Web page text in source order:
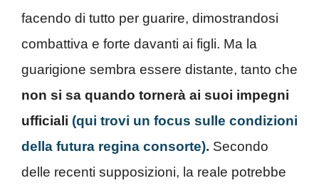
facendo di tutto per guarire, dimostrandosi
combattiva e forte davanti ai figli. Ma la
guarigione sembra essere distante, tanto che
non si sa quando tornerà ai suoi impegni
ufficiali (qui trovi un focus sulle condizioni
della futura regina consorte). Secondo
delle recenti supposizioni, la reale potrebbe